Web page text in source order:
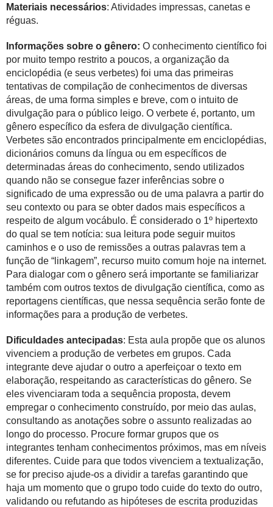
Materiais necessários: Atividades impressas, canetas e
réguas.
Informações sobre o gênero: O conhecimento científico foi
por muito tempo restrito a poucos, a organização da
enciclopédia (e seus verbetes) foi uma das primeiras
tentativas de compilação de conhecimentos de diversas
áreas, de uma forma simples e breve, com o intuito de
divulgação para o público leigo. O verbete é, portanto, um
gênero específico da esfera de divulgação científica.
Verbetes são encontrados principalmente em enciclopédias,
dicionários comuns da língua ou em específicos de
determinadas áreas do conhecimento, sendo utilizados
quando não se consegue fazer inferências sobre o
significado de uma expressão ou de uma palavra a partir do
seu contexto ou para se obter dados mais específicos a
respeito de algum vocábulo. É considerado o 1º hipertexto
do qual se tem notícia: sua leitura pode seguir muitos
caminhos e o uso de remissões a outras palavras tem a
função de “linkagem”, recurso muito comum hoje na internet.
Para dialogar com o gênero será importante se familiarizar
também com outros textos de divulgação científica, como as
reportagens científicas, que nessa sequência serão fonte de
informações para a produção de verbetes.
Dificuldades antecipadas: Esta aula propõe que os alunos
vivenciem a produção de verbetes em grupos. Cada
integrante deve ajudar o outro a aperfeiçoar o texto em
elaboração, respeitando as características do gênero. Se
eles vivenciaram toda a sequência proposta, devem
empregar o conhecimento construído, por meio das aulas,
consultando as anotações sobre o assunto realizadas ao
longo do processo. Procure formar grupos que os
integrantes tenham conhecimentos próximos, mas em níveis
diferentes. Cuide para que todos vivenciem a textualização,
se for preciso ajude-os a dividir a tarefas garantindo que
haja um momento que o grupo todo cuide do texto do outro,
validando ou refutando as hipóteses de escrita produzidas